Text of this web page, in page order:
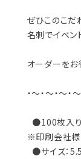
ぜひこのこだ
名刺でイベン
オーダーをお
・～・～・～・
●100枚入
※印刷会社様
●サイズ：